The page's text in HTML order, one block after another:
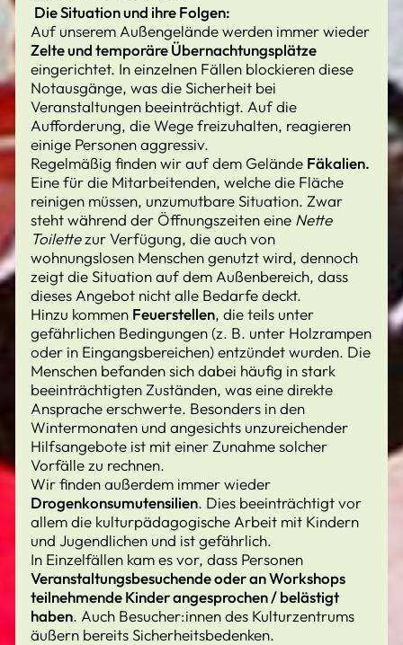
Die Situation und ihre Folgen:
Auf unserem Außengelände werden immer wieder
Zelte und temporäre Übernachtungsplätze
eingerichtet. In einzelnen Fällen blockieren diese
Notausgänge, was die Sicherheit bei
Veranstaltungen beeinträchtigt. Auf die
Aufforderung, die Wege freizuhalten, reagieren
einige Personen aggressiv.
Regelmäßig finden wir auf dem Gelände Fäkalien.
Eine für die Mitarbeitenden, welche die Fläche
reinigen müssen, unzumutbare Situation. Zwar
steht während der Öffnungszeiten eine Nette
Toilettezur Verfügung, die auch von
wohnungslosen Menschen genutzt wird, dennoch
zeigt die Situation auf dem Außenbereich, dass
dieses Angebot nicht alle Bedarfe deckt.
Hinzu kommen Feuerstellen, die teils unter
gefährlichen Bedingungen (z. B. unter Holzrampen
oder in Eingangsbereichen) entzündet wurden. Die
Menschen befanden sich dabei häufig in stark
beeinträchtigten Zuständen, was eine direkte
Ansprache erschwerte. Besonders in den
Wintermonaten und angesichts unzureichender
Hilfsangebote ist mit einer Zunahme solcher
Vorfälle zu rechnen.
Wir finden außerdem immer wieder
Drogenkonsumutensilien. Dies beeinträchtigt vor
allem die kulturpädagogische Arbeit mit Kindern
und Jugendlichen und ist gefährlich.
In Einzelfällen kam es vor, dass Personen
Veranstaltungsbesuchende oder an Workshops
teilnehmende Kinder angesprochen / belästigt
haben. Auch Besucher:innen des Kulturzentrums
äußern bereits Sicherheitsbedenken.